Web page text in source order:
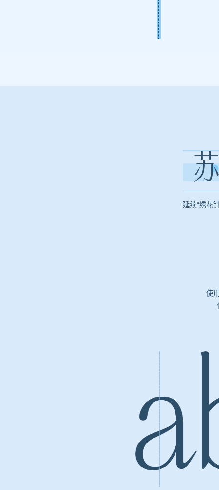
延续“绣花
使